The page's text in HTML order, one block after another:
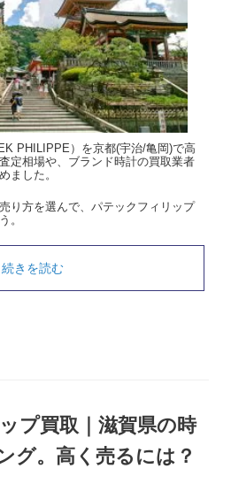
PHILIPPE）を京都(宇治/亀岡)で高
定相場や、ブランド時計の買取業者
ました。
り方を選んで、パテックフィリップ
。
続きを読む
プ買取｜滋賀県の時
グ。高く売るには？